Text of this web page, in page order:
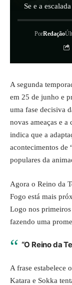
Se e a
PorRedação
A segunda
em 25 de junho e
uma fase decisiva
novas ameaças e a
indica que a
acontecimentos de
populares da
Agora o Reino da
Fogo está mais
Logo nos
fazendo uma
“O Reino da
A frase estabelece
Katara e Sokka